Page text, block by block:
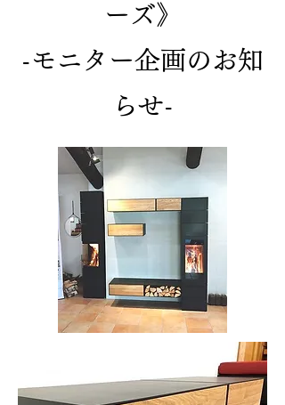
ーズ》
-モニター企画のお知
らせ-